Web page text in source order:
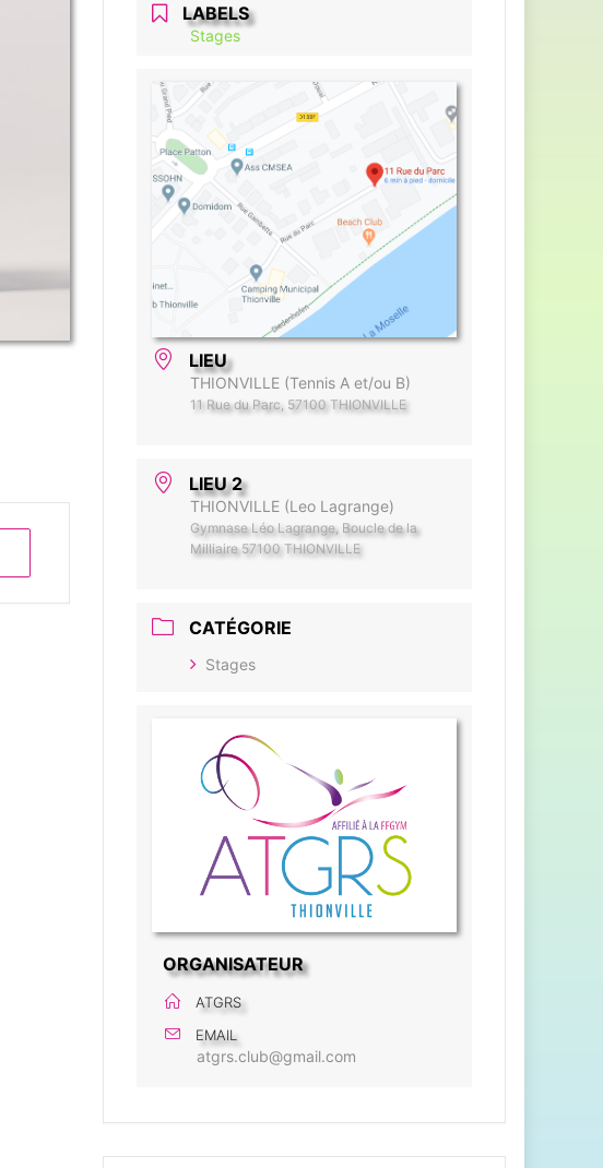
LABELS
Stages
LIEU
THIONVILLE (Tennis A et/ou B)
11 Rue du Parc, 57100 THIONVILLE
LIEU 2
THIONVILLE (Leo Lagrange)
Gymnase Léo Lagrange, Boucle de la
Milliaire 57100 THIONVILLE
CATÉGORIE
Stages
ORGANISATEUR
ATGRS
EMAIL
atgrs.club@gmail.com